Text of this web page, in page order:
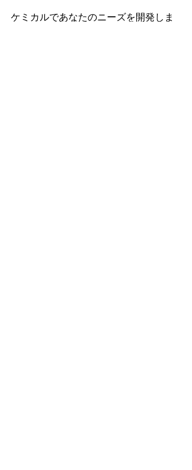
ケミカルであなたのニーズを開発しま